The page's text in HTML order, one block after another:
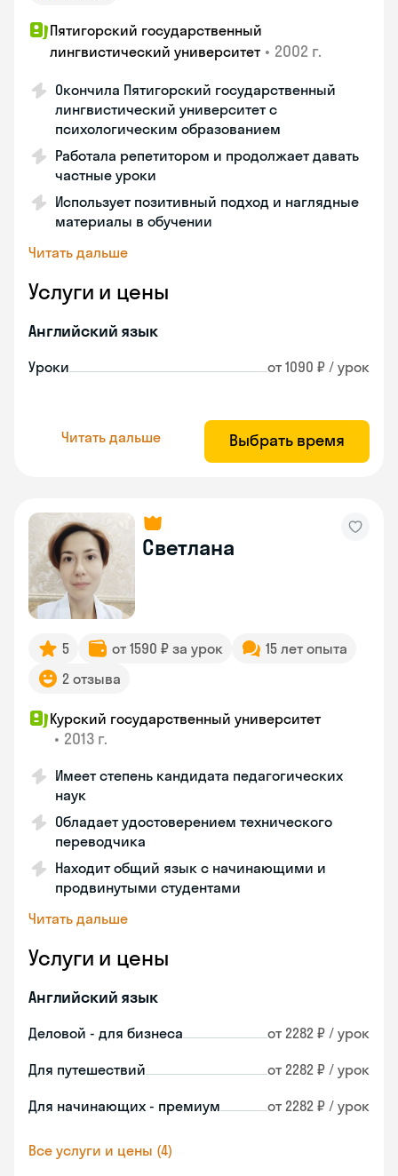
Пятигорский государственный
лингвистический университет • 2002 г.
Окончила Пятигорский государственный
лингвистический университет с
психологическим образованием
Работала репетитором и продолжает давать
частные уроки
Использует позитивный подход и наглядные
материалы в обучении
Читать дальше
Услуги и цены
Английский язык
Уроки от 1090 ₽ / урок
Читать дальше Выбрать время
Светлана
5 от 1590 ₽ за урок
15 лет опыта
2 отзыва
Курский государственный университет
• 2013 г.
Имеет степень кандидата педагогических
наук
Обладает удостоверением технического
переводчика
Находит общий язык с начинающими и
продвинутыми студентами
Читать дальше
Услуги и цены
Английский язык
Деловой - для бизнеса от 2282 ₽ / урок
Для путешествий от 2282 ₽ / урок
Для начинающих - премиум от 2282 ₽ / урок
Все услуги и цены (4)